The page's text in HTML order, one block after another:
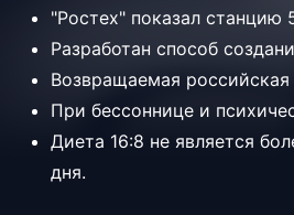
"Ростех" показал станцию
Разработан способ
Возвращаемая
При бессоннице и
Диета 16:8 не является
дня.